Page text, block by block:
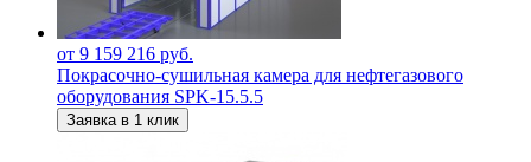
от 9 159 216 руб.
Покрасочно-сушильная камера для нефтегазового
оборудования SPK-15.5.5
Заявка в 1 клик